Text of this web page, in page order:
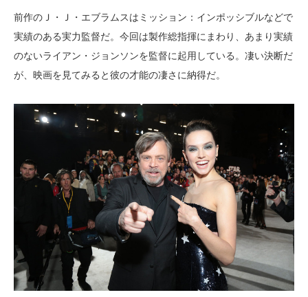
前作のＪ・Ｊ・エブラムスはミッション：インポッシブルなどで
実績のある実力監督だ。今回は製作総指揮にまわり、あまり実績
のないライアン・ジョンソンを監督に起用している。凄い決断だ
が、映画を見てみると彼の才能の凄さに納得だ。